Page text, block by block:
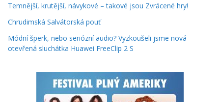
Temnější, krutější, návykové – takové jsou Zvrácené hry!
Chrudimská Salvátorská pouť
Módní šperk, nebo seriózní audio? Vyzkoušeli jsme nová
otevřená sluchátka Huawei FreeClip 2 S